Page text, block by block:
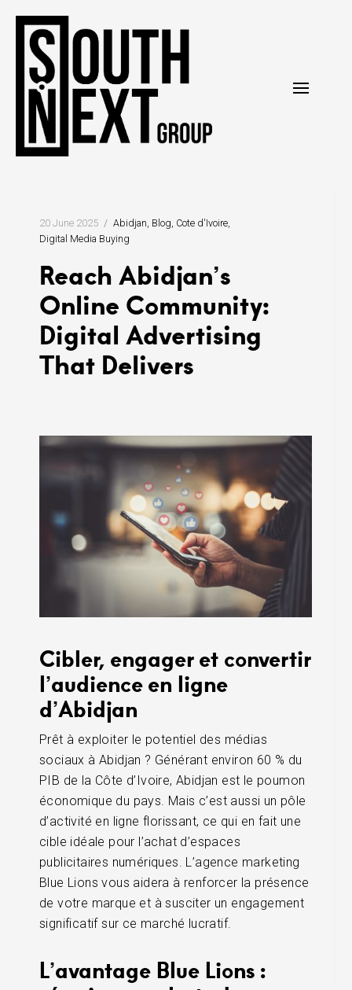
content
20 June 2025 Abidjan Blog Cote d'Ivoire
Digital Media Buying
Reach Abidjan’s
Online Community:
Digital Advertising
That Delivers
Cibler, engager et convertir
l’audience en ligne
d’Abidjan
Prêt à exploiter le potentiel des médias
sociaux à Abidjan ? Générant environ 60 % du
PIB de la Côte d’Ivoire, Abidjan est le poumon
économique du pays. Mais c’est aussi un pôle
d’activité en ligne florissant, ce qui en fait une
cible idéale pour l’achat d’espaces
publicitaires numériques. L’agence marketing
Blue Lions vous aidera à renforcer la présence
de votre marque et à susciter un engagement
significatif sur ce marché lucratif.
L’avantage Blue Lions :